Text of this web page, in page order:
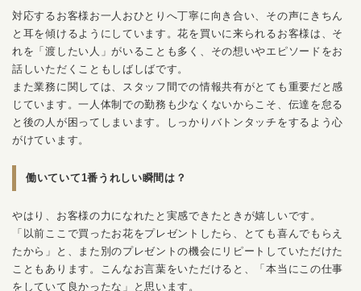
対応するお客様お一人おひとりへ丁寧に向き合い、その声にきちん
と耳を傾けるようにしています。花を買いに来られるお客様は、そ
れを「渡したい人」がいることも多く、その想いやエピソードをお
話しいただくこともしばしばです。
また業務に関しては、スタッフ間での情報共有がとても重要だと感
じています。一人体制での勤務も少なくないからこそ、伝達を怠る
と後の人が困ってしまいます。しっかりバトンタッチをするよう心
がけています。
働いていて1番うれしい瞬間は？
やはり、お客様の力になれたと実感できたときが嬉しいです。
「以前ここで買ったお花をプレゼントしたら、とても喜んでもらえ
たから」と、また別のプレゼントの機会にリピートしていただけた
こともあります。こんなお言葉をいただけると、「本当にこの仕事
をしていて良かったな」と思います。